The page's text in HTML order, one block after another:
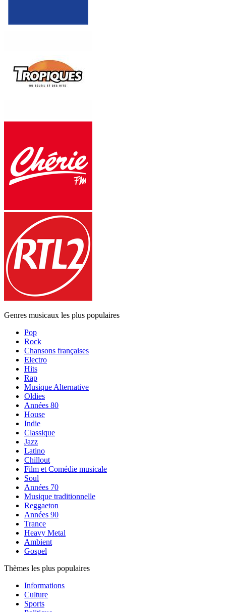
Genres musicaux les plus populaires
Pop
Rock
Chansons françaises
Electro
Hits
Rap
Musique Alternative
Oldies
Années 80
House
Indie
Classique
Jazz
Latino
Chillout
Film et Comédie musicale
Soul
Années 70
Musique traditionnelle
Reggaeton
Années 90
Trance
Heavy Metal
Ambient
Gospel
Thèmes les plus populaires
Informations
Culture
Sports